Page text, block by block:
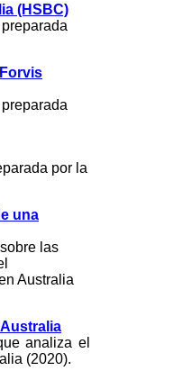
(HSBC)
por la
una
las
Australia
analiza el
(2020).